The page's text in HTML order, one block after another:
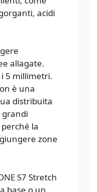
acidi
allagate.
5 millimetri.
è una
distribuita
la
zone
S7 Stretch
base o un